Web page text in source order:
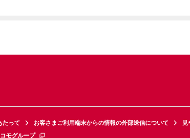
たって お客さまご利用端末からの情報の外部送信について
見
モグループ